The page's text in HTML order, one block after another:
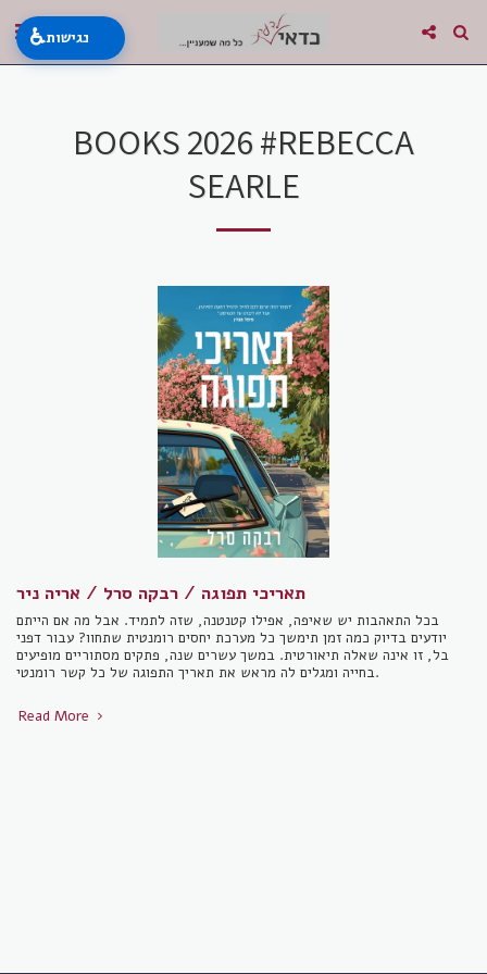
BOOKS 2026 #REBECCA
SEARLE
תאריכי תפוגה / רבקה סרל / אריה ניר
בכל התאהבות יש שאיפה, אפילו קטנטנה, שזה לתמיד. אבל מה אם הייתם
יודעים בדיוק כמה זמן תימשך כל מערכת יחסים רומנטית שתחוו? עבור דפני
בל, זו אינה שאלה תיאורטית. במשך עשרים שנה, פתקים מסתוריים מופיעים
בחייה ומגלים לה מראש את תאריך התפוגה של כל קשר רומנטי.
Read More
♿נגישות